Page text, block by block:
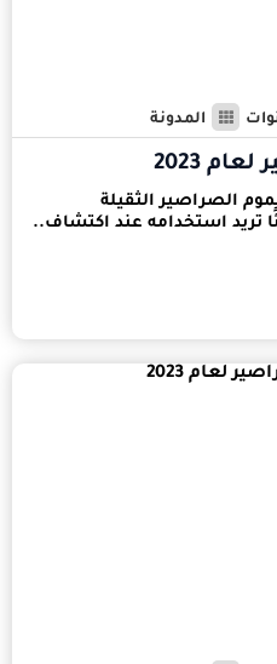
المدونة
2023
الصراصير الثقيلة
تريد استخدامه عند اكتشاف..